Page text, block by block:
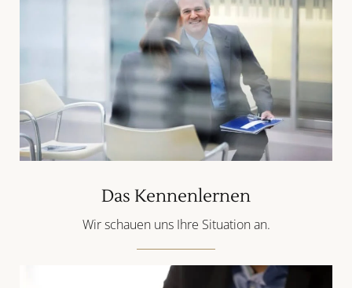
Das Kennenlernen
Wir schauen uns Ihre Situation an.